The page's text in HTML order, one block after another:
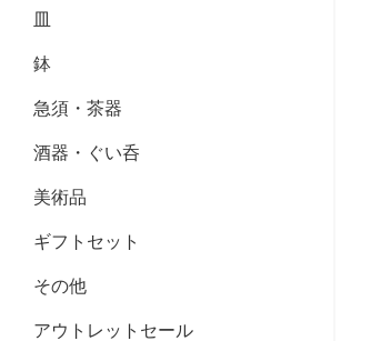
皿
鉢
急須・茶器
酒器・ぐい呑
美術品
ギフトセット
その他
アウトレットセール